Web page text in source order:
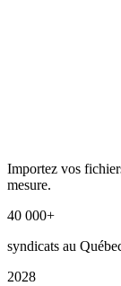
Importez vos
mesure.
40 000+
syndicats au
2028